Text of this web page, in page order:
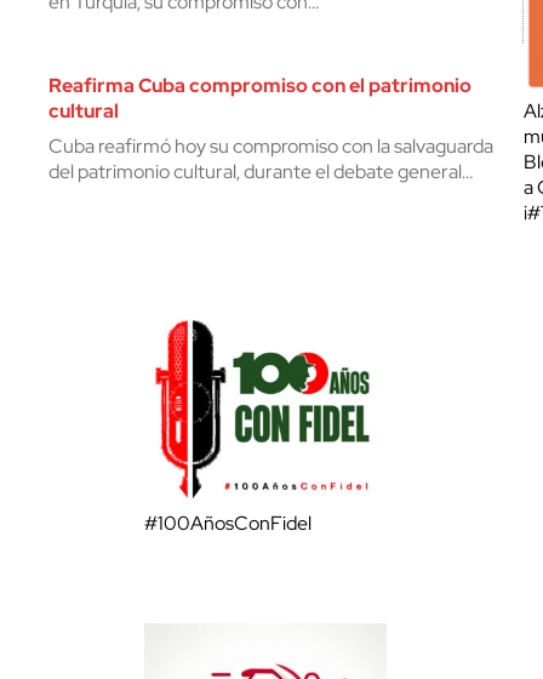
Reafirma Cuba compromiso con el patrimonio
cultural
Cuba reafirmó hoy su compromiso con la salvaguarda
del patrimonio cultural, durante el debate general…
a
#100AñosConFidel